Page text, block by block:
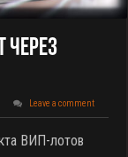
Через
Leave a comment
ВИП-лотов